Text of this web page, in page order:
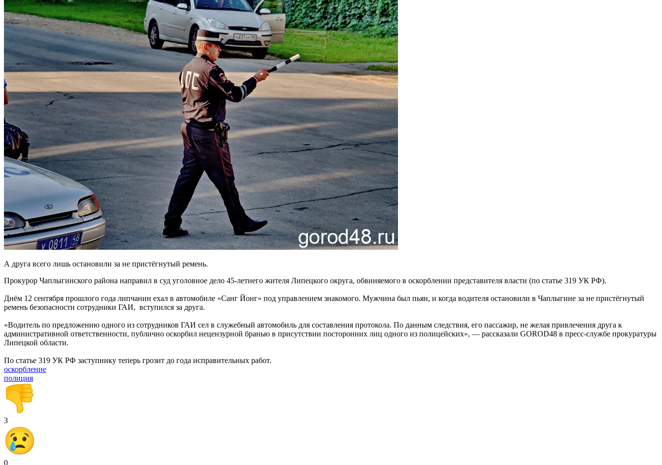
А друга всего лишь остановили за не пристёгнутый ремень.
Прокурор Чаплыгинского района направил в суд уголовное дело 45-летнего жителя Липецкого округа, обвиняемого в оскорблении представителя власти (по статье 319 УК РФ).
Днём 12 сентября прошлого года липчанин ехал в автомобиле «Санг Йонг» под управлением знакомого. Мужчина был пьян, и когда водителя остановили в Чаплыгине за не пристёгнутый
ремень безопасности сотрудники ГАИ, вступился за друга.
«Водитель по предложению одного из сотрудников ГАИ сел в служебный автомобиль для составления протокола. По данным следствия, его пассажир, не желая привлечения друга к
административной ответственности, публично оскорбил нецензурной бранью в присутствии посторонних лиц одного из полицейских», — рассказали GOROD48 в пресс-службе прокуратуры
Липецкой области.
По статье 319 УК РФ заступнику теперь грозит до года исправительных работ.
оскорбление
полиция
3
0